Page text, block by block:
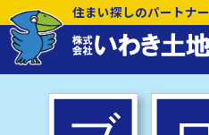
住まい探しのパートナー